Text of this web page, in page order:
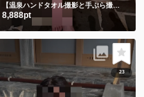
【温泉ハンドタオル撮影と手ぶら撮影】撮りたてホヤホヤ💕今のしずかを見て下さい💗
8,888pt
23